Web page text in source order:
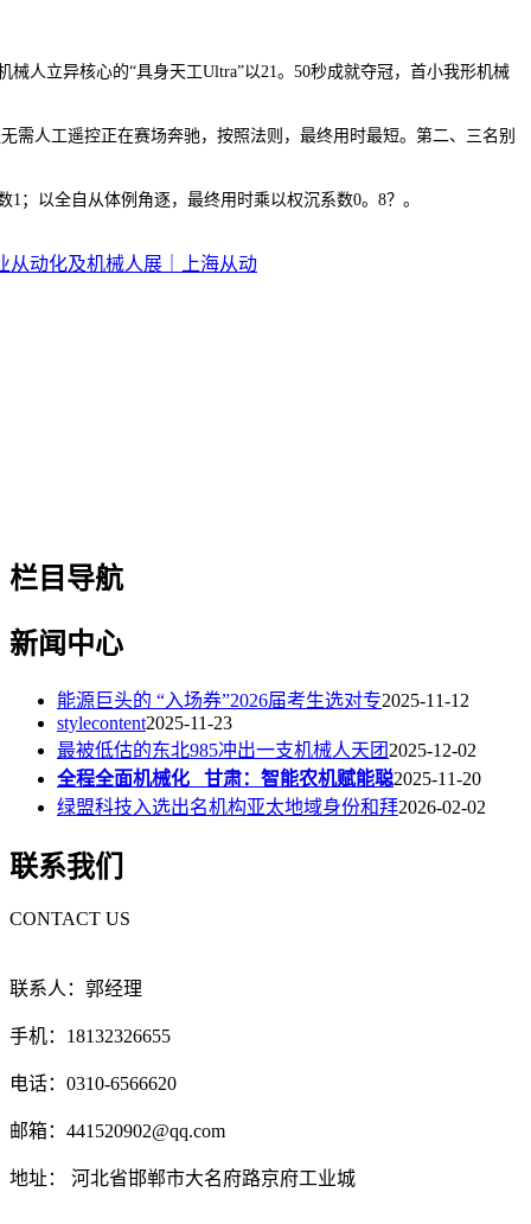
立异核心的“具身天工Ultra”以21。50秒成就夺冠，首小我形机械
人工遥控正在赛场奔驰，按照法则，最终用时最短。第二、三名别
以全自从体例角逐，最终用时乘以权沉系数0。8？。
从动化及机械人展｜上海从动
栏目导航
新闻中心
能源巨头的 “入场券”2026届考生选对专2025-11-12
stylecontent2025-11-23
最被低估的东北985冲出一支机械人天团2025-12-02
全程全面机械化 甘肃：智能农机赋能聪2025-11-20
绿盟科技入选出名机构亚太地域身份和拜2026-02-02
联系我们
CONTACT US
联系人：郭经理
手机：18132326655
电话：0310-6566620
邮箱：441520902@qq.com
地址： 河北省邯郸市大名府路京府工业城